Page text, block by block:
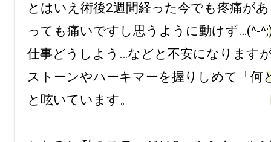
とはいえ術後2週間経った今でも疼痛が
っても痛いですし思うように動けず…(^-
仕事どうしよう…などと不安になります
ストーンやハーキマーを握りしめて「何
と呟いています。